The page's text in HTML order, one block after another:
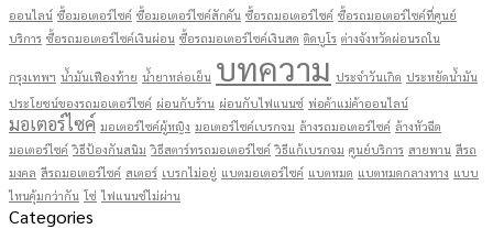
ออนไลน์ ซื้อมอเตอร์ไซค์ ซื้อมอเตอร์ไซค์สักคัน ซื้อรถมอเตอร์ไซค์ ซื้อรถมอเตอร์ไซค์ที่ศูนย์
บริการ ซื้อรถมอเตอร์ไซค์เงินผ่อน ซื้อรถมอเตอร์ไซค์เงินสด ติดบูโร ต่างจังหวัดผ่อนรถใน
กรุงเทพฯ น้ำมันเฟืองท้าย น้ำยาหล่อเย็น บทความ ประจำวันเกิด ประหยัดน้ำมัน
ประโยชน์ของรถมอเตอร์ไซค์ ผ่อนกับร้าน ผ่อนกับไฟแนนซ์ พ่อค้าแม่ค้าออนไลน์
มอเตอร์ไซค์ มอเตอร์ไซค์ผู้หญิง มอเตอร์ไซค์เบรกจม ล้างรถมอเตอร์ไซค์ ล้างหัวฉีด
มอเตอร์ไซค์ วิธีป้องกันสนิม วิธีสตาร์ทรถมอเตอร์ไซค์ วิธีแก้เบรกจม ศูนย์บริการ สายพาน สีรถ
มงคล สีรถมอเตอร์ไซค์ สเตอร์ เบรกไม่อยู่ แบตมอเตอร์ไซค์ แบตหมด แบตหมดกลางทาง แบบ
ไหนคุ้มกว่ากัน โซ่ ไฟแนนซ์ไม่ผ่าน
Categories